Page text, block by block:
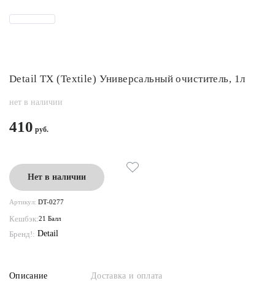
Detail TX (Textile) Универсальный очиститель, 1л
нет в наличии
410
Нет в наличии
Артикул: DT-0277
Кешбэк:21 Балл
Бренд!: Detail
Описание Доставка и оплата